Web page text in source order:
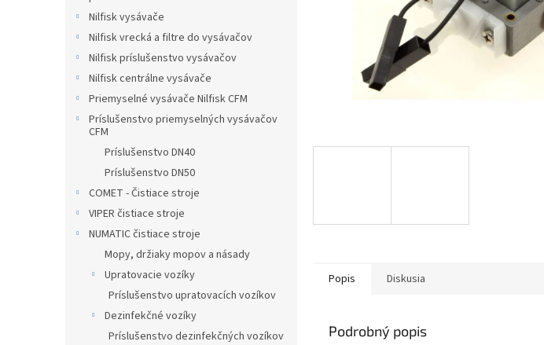
Nilfisk vysávače
Nilfisk vrecká a filtre do vysávačov
Nilfisk príslušenstvo vysávačov
Nilfisk centrálne vysávače
Priemyselné vysávače Nilfisk CFM
Príslušenstvo priemyselných vysávačov
CFM
Príslušenstvo DN40
Príslušenstvo DN50
COMET - Čistiace stroje
VIPER čistiace stroje
NUMATIC čistiace stroje
Mopy, držiaky mopov a násady
Upratovacie vozíky
Príslušenstvo upratovacích vozíkov
Dezinfekčné vozíky
Príslušenstvo dezinfekčných vozíkov
Popis Diskusia
Podrobný popis